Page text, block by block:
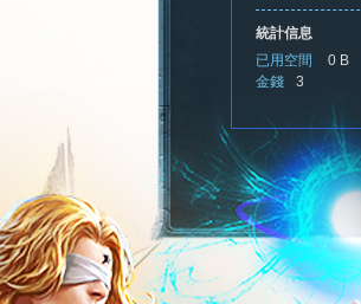
新
統計信息
已用空間
0 B
金錢
3